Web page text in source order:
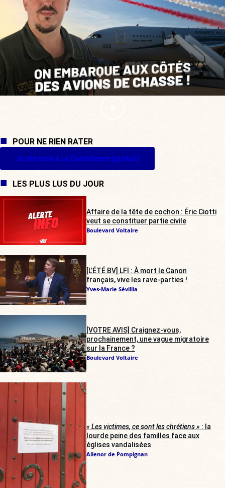
POUR NE RIEN RATER
Je m'inscris à La Quotidienne (gratuit)
LES PLUS LUS DU JOUR
Affaire de la tête de cochon : Éric Ciotti
veut se constituer partie civile
Boulevard Voltaire
[L’ÉTÉ BV] LFI : À mort le Canon
français, vive les rave-parties !
Yves-Marie Sévillia
[VOTRE AVIS] Craignez-vous,
prochainement, une vague migratoire
sur la France ?
Boulevard Voltaire
« Les victimes, ce sont les chrétiens » : la
lourde peine des familles face aux
églises vandalisées
Alienor de Pompignan